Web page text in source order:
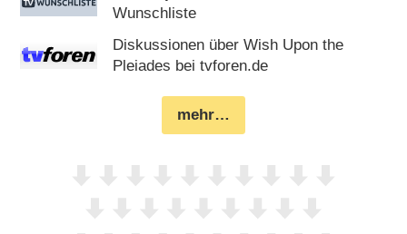
Wunschliste
Diskussionen über Wish Upon the
Pleiades bei tvforen.de
mehr…